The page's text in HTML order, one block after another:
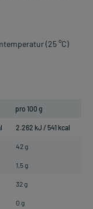
(25 °C)
pro 100 g
2.262 kJ / 541 kcal
42 g
1,5 g
32 g
0 g